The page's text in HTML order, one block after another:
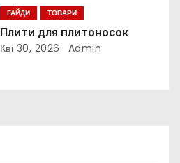
ГАЙДИ ТОВАРИ
Плити для плитоносок
Кві 30, 2026 Admin